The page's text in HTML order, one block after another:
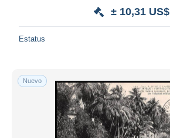
± 10,31 US$
Estatus
Nuevo